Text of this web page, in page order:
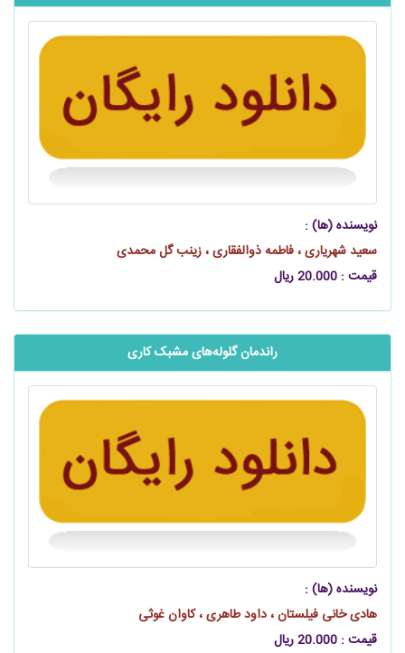
نویسنده (ها) :
سعید شهریاری ، فاطمه ذوالفقاری ، زینب گل محمدی
قیمت : 20.000 ریال
راندمان گلوله‌های مشبک کاری
نویسنده (ها) :
هادی خانی فیلستان ، داود طاهری ، کاوان غوثی
قیمت : 20.000 ریال